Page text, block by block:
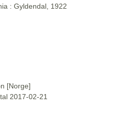
: Gyldendal, 1922
[Norge]
2017-02-21